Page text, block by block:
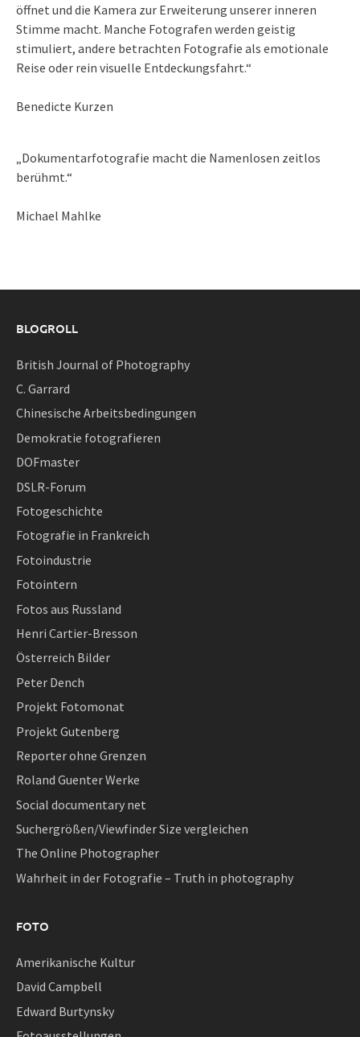
öffnet und die Kamera zur Erweiterung unserer inneren
Stimme macht. Manche Fotografen werden geistig
stimuliert, andere betrachten Fotografie als emotionale
Reise oder rein visuelle Entdeckungsfahrt.“
Benedicte Kurzen
„Dokumentarfotografie macht die Namenlosen zeitlos
berühmt.“
Michael Mahlke
BLOGROLL
British Journal of Photography
C. Garrard
Chinesische Arbeitsbedingungen
Demokratie fotografieren
DOFmaster
DSLR-Forum
Fotogeschichte
Fotografie in Frankreich
Fotoindustrie
Fotointern
Fotos aus Russland
Henri Cartier-Bresson
Österreich Bilder
Peter Dench
Projekt Fotomonat
Projekt Gutenberg
Reporter ohne Grenzen
Roland Guenter Werke
Social documentary net
Suchergrößen/Viewfinder Size vergleichen
The Online Photographer
Wahrheit in der Fotografie – Truth in photography
FOTO
Amerikanische Kultur
David Campbell
Edward Burtynsky